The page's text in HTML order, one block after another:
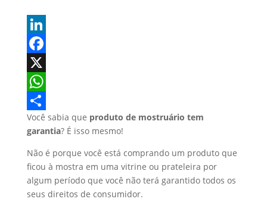
L
n
k
e
d
I
n
a
c
e
b
o
o
k
X
W
h
a
t
s
A
S
h
a
r
e
Você sabia que produto de mostruário tem
garantia? É isso mesmo!
Não é porque você está comprando um produto que
ficou à mostra em uma vitrine ou prateleira por
algum período que você não terá garantido todos os
seus direitos de consumidor.